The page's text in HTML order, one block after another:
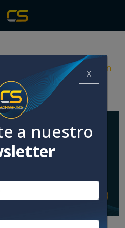
¡Conoce la solución
X
a nuestro